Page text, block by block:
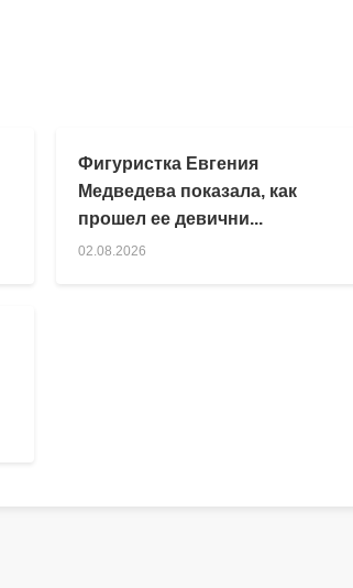
Фигуристка Евгения
Медведева показала, как
прошел ее девични...
02.08.2026